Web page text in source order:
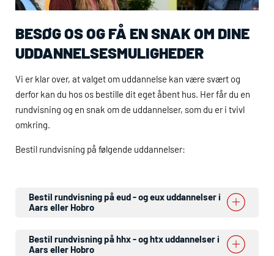
BESØG OS OG FÅ EN SNAK OM DINE
UDDANNELSESMULIGHEDER
Vi er klar over, at valget om uddannelse kan være svært og
derfor kan du hos os bestille dit eget åbent hus. Her får du en
rundvisning og en snak om de uddannelser, som du er i tvivl
omkring.
Bestil rundvisning på følgende uddannelser:
Bestil rundvisning påeud- ogeuxuddannelser i
Aars eller Hobro
Bestil rundvisning påhhx- oghtxuddannelser i
Aars eller Hobro